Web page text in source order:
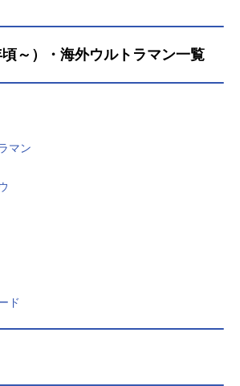
～）・海外ウルトラマン一覧
マン
ド